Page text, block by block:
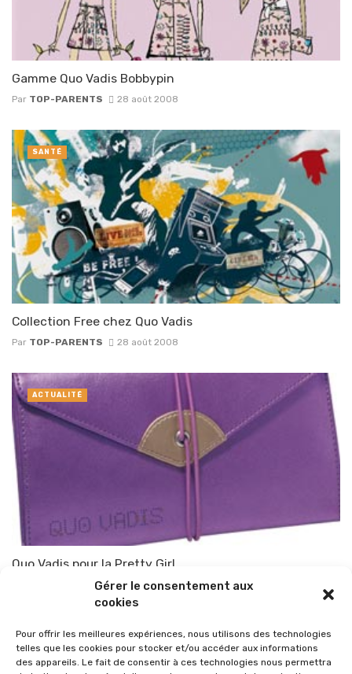
Gérer le consentement aux
cookies
Pour offrir les meilleures expériences, nous utilisons des technologies
telles que les cookies pour stocker et/ou accéder aux informations
des appareils. Le fait de consentir à ces technologies nous permettra
Gamme Quo Vadis Bobbypin
Par TOP-PARENTS 28 août 2008
Collection Free chez Quo Vadis
Par TOP-PARENTS 28 août 2008
SANTÉ
Quo Vadis pour la Pretty Girl
TOP-PARENTS 27 août 2008
ACTUALITÉ